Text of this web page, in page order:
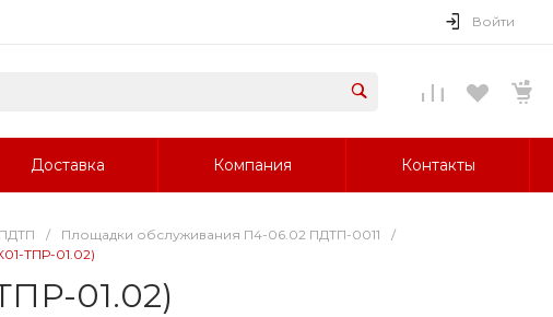
Войти
Доставка Компания Контакты
/ Площадки обслуживания П4-06.02 ПДТП-0011
/
ТПР-01.02)
01.02)